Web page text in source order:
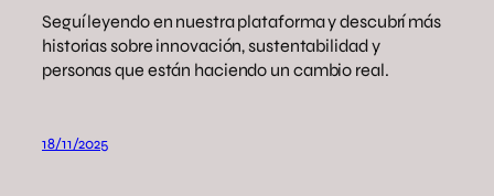
Seguí leyendo en nuestra plataforma y descubrí más
historias sobre innovación, sustentabilidad y
personas que están haciendo un cambio real.
18/11/2025